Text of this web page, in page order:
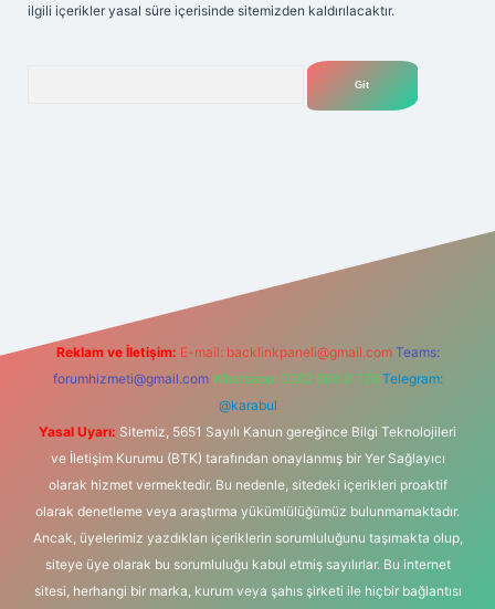
ilgili içerikler yasal süre içerisinde sitemizden kaldırılacaktır.
Reklam ve İletişim: E-mail: backlinkpaneli@gmail.com Teams:
forumhizmeti@gmail.com Whatsapp: 0262 606 0 726 Telegram:
@karabul
Yasal Uyarı: Sitemiz, 5651 Sayılı Kanun gereğince Bilgi Teknolojileri
ve İletişim Kurumu (BTK) tarafından onaylanmış bir Yer Sağlayıcı
olarak hizmet vermektedir. Bu nedenle, sitedeki içerikleri proaktif
olarak denetleme veya araştırma yükümlülüğümüz bulunmamaktadır.
Ancak, üyelerimiz yazdıkları içeriklerin sorumluluğunu taşımakta olup,
siteye üye olarak bu sorumluluğu kabul etmiş sayılırlar. Bu internet
sitesi, herhangi bir marka, kurum veya şahıs şirketi ile hiçbir bağlantısı